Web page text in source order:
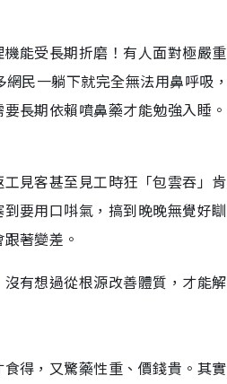
能受長期折磨！有人面對極嚴
民一躺下就完全無法用鼻呼吸
長期依賴噴鼻藥才能勉強入睡
見客甚至見工時狂「包雲吞」
要用口唞氣，搞到晚晚無覺好
著變差。
有想過從根源改善體質，才能解
得，又驚藥性重、價錢貴。其